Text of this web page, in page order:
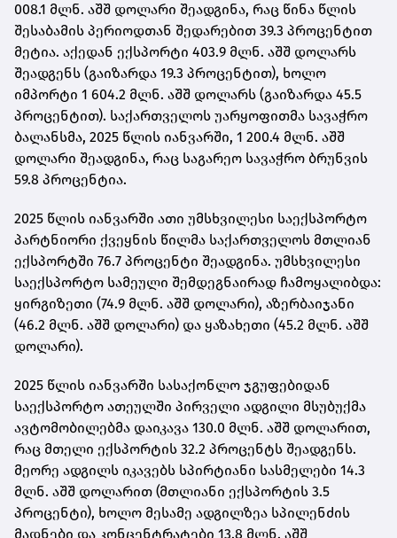
008.1 მლნ. აშშ დოლარი შეადგინა, რაც წინა წლის
შესაბამის პერიოდთან შედარებით 39.3 პროცენტით
მეტია. აქედან ექსპორტი 403.9 მლნ. აშშ დოლარს
შეადგენს (გაიზარდა 19.3 პროცენტით), ხოლო
იმპორტი 1 604.2 მლნ. აშშ დოლარს (გაიზარდა 45.5
პროცენტით). საქართველოს უარყოფითმა სავაჭრო
ბალანსმა, 2025 წლის იანვარში, 1 200.4 მლნ. აშშ
დოლარი შეადგინა, რაც საგარეო სავაჭრო ბრუნვის
59.8 პროცენტია.
2025 წლის იანვარში ათი უმსხვილესი საექსპორტო
პარტნიორი ქვეყნის წილმა საქართველოს მთლიან
ექსპორტში 76.7 პროცენტი შეადგინა. უმსხვილესი
საექსპორტო სამეული შემდეგნაირად ჩამოყალიბდა:
ყირგიზეთი (74.9 მლნ. აშშ დოლარი), აზერბაიჯანი
(46.2 მლნ. აშშ დოლარი) და ყაზახეთი (45.2 მლნ. აშშ
დოლარი).
2025 წლის იანვარში სასაქონლო ჯგუფებიდან
საექსპორტო ათეულში პირველი ადგილი მსუბუქმა
ავტომობილებმა დაიკავა 130.0 მლნ. აშშ დოლარით,
რაც მთელი ექსპორტის 32.2 პროცენტს შეადგენს.
მეორე ადგილს იკავებს სპირტიანი სასმელები 14.3
მლნ. აშშ დოლარით (მთლიანი ექსპორტის 3.5
პროცენტი), ხოლო მესამე ადგილზეა სპილენძის
მადნები და კონცენტრატები 13.8 მლნ. აშშ